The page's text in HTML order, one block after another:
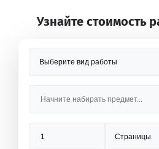
Узнайте стоимость